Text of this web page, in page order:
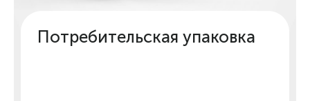
Потребительская упаковка